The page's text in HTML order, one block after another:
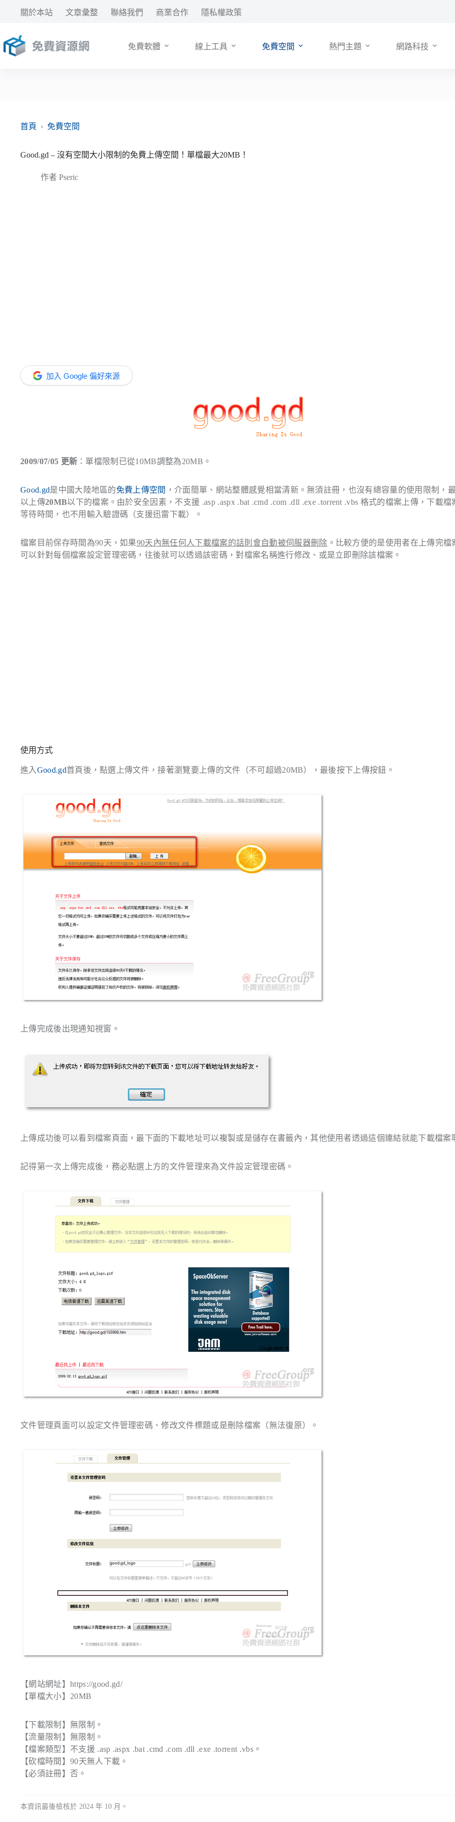
要
內
關於本站 文章彙整 聯絡我們 商業合作 隱私權政策
免費軟體 線上工具 免費空間 熱門主題 網路科技
首頁 › 免費空間
Good.gd – 沒有空間大小限制的免費上傳空間！單檔最大20MB！
作者 Pseric
加入 Google 偏好來源
2009/07/05 更新 ：單檔限制已從10MB調整為20MB。
Good.gd是中國大陸地區的免費上傳空間 ，介面簡單、網站整體感覺相當清新。無須註冊，也沒有總容量的使用限制，
以上傳20MB以下的檔案。由於安全因素，不支援 .asp .aspx .bat .cmd .com .dll .exe .torrent .vbs 格式的檔案上傳，下載檔
等待時間，也不用輸入驗證碼（支援迅雷下載）。
檔案目前保存時間為90天，如果90天內無任何人下載檔案的話則會自動被伺服器刪除 。比較方便的是使用者在上傳完檔
可以針對每個檔案設定管理密碼，往後就可以透過該密碼，對檔案名稱進行修改、或是立即刪除該檔案。
使用方式
進入 Good.gd首頁後，點選上傳文件，接著瀏覽要上傳的文件（不可超過20MB），最後按下上傳按鈕。
上傳完成後出現通知視窗。
上傳成功後可以看到檔案頁面，最下面的下載地址可以複製或是儲存在書籤內，其他使用者透過這個連結就能下載檔案
記得第一次上傳完成後，務必點選上方的文件管理來為文件設定管理密碼。
文件管理頁面可以設定文件管理密碼、修改文件標題或是刪除檔案（無法復原）。
【網站網址】https://good.gd/
【單檔大小】20MB
【下載限制】無限制。
【流量限制】無限制。
【檔案類型】不支援 .asp .aspx .bat .cmd .com .dll .exe .torrent .vbs。
【砍檔時間】90天無人下載。
【必須註冊】否。
本資訊最後檢核於 2024 年 10 月。